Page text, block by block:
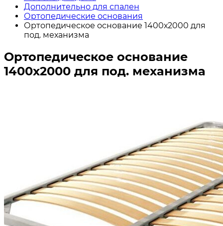
Дополнительно для спален
Ортопедические основания
Ортопедическое основание 1400х2000 для
под. механизма
Ортопедическое основание
1400х2000 для под. механизма